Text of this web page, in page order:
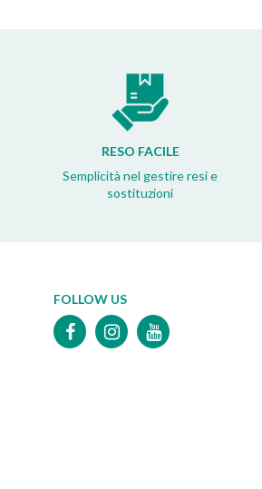
RESO FACILE
Semplicità nel gestire resi e
sostituzioni
FOLLOW US